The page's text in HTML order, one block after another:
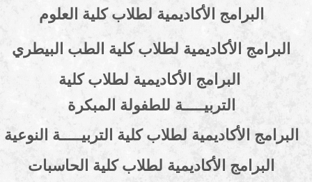
البرامج الأكاديمية لطلاب كلية العلوم
الأكاديمية لطلاب كلية الطب البيطري
البرامج الأكاديمية لطلاب كلية
التربيـــــة للطفولة المبكرة
الأكاديمية لطلاب كلية التربيـــــة النوعية
الأكاديمية لطلاب كلية الحاسبات